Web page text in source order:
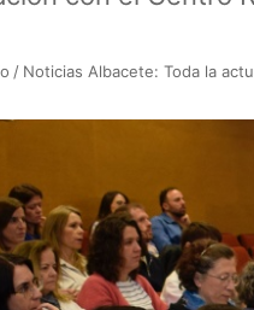
/ Noticias Albacete: Toda la